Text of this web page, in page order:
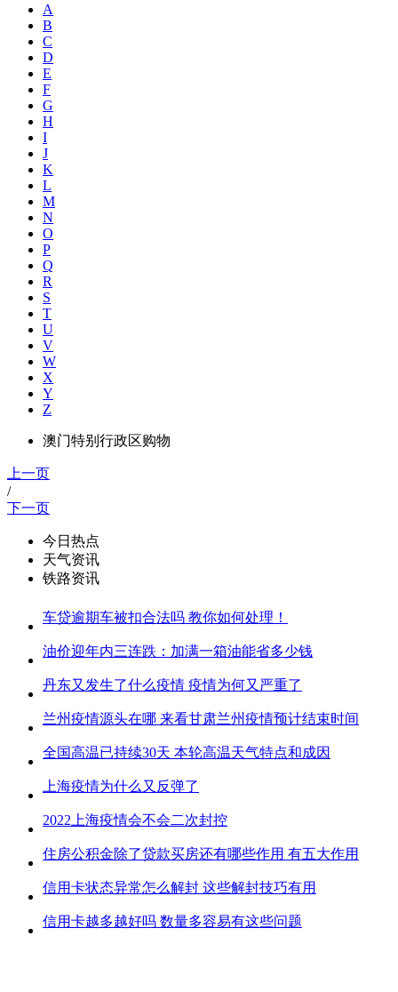
A
B
C
D
E
F
G
H
I
J
K
L
M
N
O
P
Q
R
S
T
U
V
W
X
Y
Z
澳门特别行政区购物
上一页
/
下一页
今日热点
天气资讯
铁路资讯
车贷逾期车被扣合法吗 教你如何处理！
油价迎年内三连跌：加满一箱油能省多少钱
丹东又发生了什么疫情 疫情为何又严重了
兰州疫情源头在哪 来看甘肃兰州疫情预计结束时间
全国高温已持续30天 本轮高温天气特点和成因
上海疫情为什么又反弹了
2022上海疫情会不会二次封控
住房公积金除了贷款买房还有哪些作用 有五大作用
信用卡状态异常怎么解封 这些解封技巧有用
信用卡越多越好吗 数量多容易有这些问题